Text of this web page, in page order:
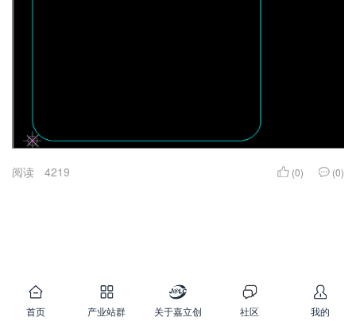
阅读 4219 (0) (0)
首页 产业站群 关于嘉立创 社区 我的